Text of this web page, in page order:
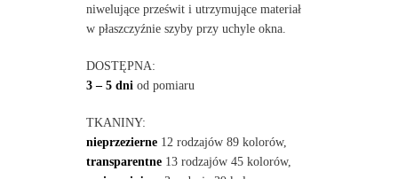
niwelujące prześwit i utrzymujące materiał
w płaszczyźnie szyby przy uchyle okna.
DOSTĘPNA:
3 – 5 dni od pomiaru
TKANINY:
nieprzezierne12 rodzajów 89 kolorów,
transparentne13 rodzajów 45 kolorów,